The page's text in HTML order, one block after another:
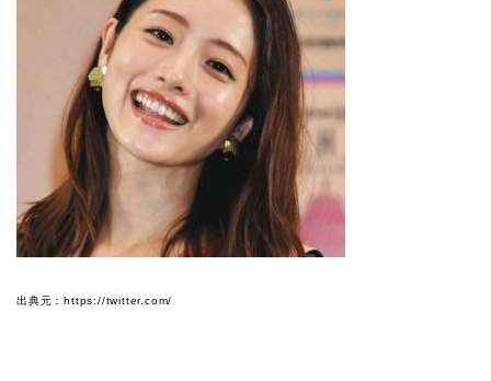
出典元：https://twitter.com/